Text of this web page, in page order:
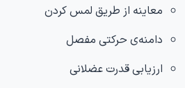
معاینه از طریق لمس کردن
دامنه‌ی حرکتی مفصل
ارزیابی قدرت عضلانی